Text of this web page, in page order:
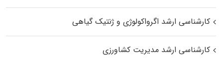
کارشناسی ارشد اگرواکولوژی و ژنتیک گیاهی
کارشناسی ارشد مدیریت کشاورزی